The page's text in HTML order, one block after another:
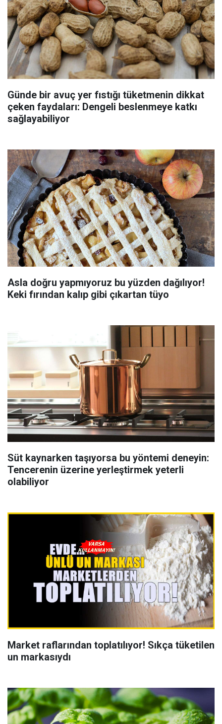
Günde bir avuç yer fıstığı tüketmenin dikkat
çeken faydaları: Dengeli beslenmeye katkı
sağlayabiliyor
Asla doğru yapmıyoruz bu yüzden dağılıyor!
Keki fırından kalıp gibi çıkartan tüyo
Süt kaynarken taşıyorsa bu yöntemi deneyin:
Tencerenin üzerine yerleştirmek yeterli
olabiliyor
Market raflarından toplatılıyor! Sıkça tüketilen
un markasıydı